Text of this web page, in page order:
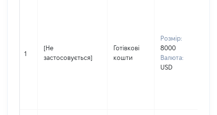
1
[Не
застосовується]
Готівкові
кошти
Розмір:
8000
Валюта:
USD